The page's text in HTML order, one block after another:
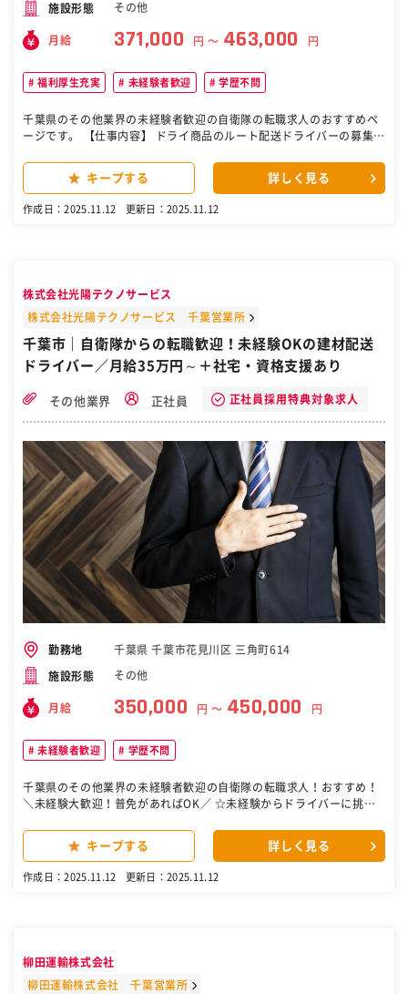
ーカーによって濃淡も異なりますし、 工場によって出せる色も違いま
せはしっかりと行います。 会社様によって取り扱う商品は様々。 理想
にわたります。 【仕事の楽しさは…】 デザイン段階からお客様と何度
も打ち合わせを重ねた商品が、 社内の製造部門やクリエイティブ部門
別です！ 自分が手掛けた商品が完成し、 店頭に陳列されているのを見
たときは特別な感動があります。 ［自衛隊・転職・求人］
施設形態 その他
月給 371,000 円 〜 463,000 円
福利厚生充実 未経験者歓迎 学歴不問
千葉県のその他業界の未経験者歓迎の自衛隊の転職求人のおすすめペ
ージです。 【仕事内容】 ドライ商品のルート配送ドライバーの募集。
し！ 配送ルートも固定なので安心です。 【免許があれば大丈夫】 免
許をお持ちの方なら、業界・職種経験は問いません。 あなたの「運転
ン車運行手当、ライフサポート手当(退職金相当)など、各種手当もご
用意。安心して働ける環境を整えることで、長く腰を据えて活躍して
キープする 詳しく見る
作成日：2025.11.12 更新日：2025.11.12
株式会社光陽テクノサービス
株式会社光陽テクノサービス 千葉営業所
千葉市｜自衛隊からの転職歓迎！未経験OKの建材配送
ドライバー／月給35万円～＋社宅・資格支援あり
その他業界 正社員 正社員採用特典対象求人
勤務地 千葉県 千葉市花見川区 三角町614
施設形態 その他
月給 350,000 円 〜 450,000 円
未経験者歓迎 学歴不問
千葉県のその他業界の未経験者歓迎の自衛隊の転職求人！おすすめ！
＼未経験大歓迎！普免があればOK／ ☆未経験からドライバーに挑戦
働ける環境を求めている方 ☆収入を安定させたい方 ・・・そんな方に
ピッタリ！ ＝＝＝＝＝＝＝＝＝＝＝＝＝＝＝＝＝＝＝ ≪株式会社光陽
◆千葉・東京エリア／日勤のみ ◆月給35万円～45万円＋手当充実 ◆
離なし！ チームでの対応なので、 2階建て現場では階ごとに分けて配
送するなど、 協力し合い効率的な配送が可能です◎ そのため体力的な
キープする 詳しく見る
作成日：2025.11.12 更新日：2025.11.12
柳田運輸株式会社
柳田運輸株式会社 千葉営業所